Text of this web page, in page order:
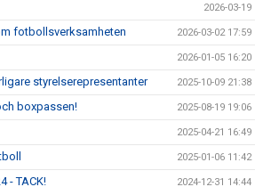
2026-03-19
fotbollsverksamheten 2026-03-02 17:59
2026-01-05 16:20
styrelserepresentanter 2025-10-09 21:38
boxpassen! 2025-08-19 19:06
2025-04-21 16:49
2025-01-06 11:42
- TACK! 2024-12-31 14:44